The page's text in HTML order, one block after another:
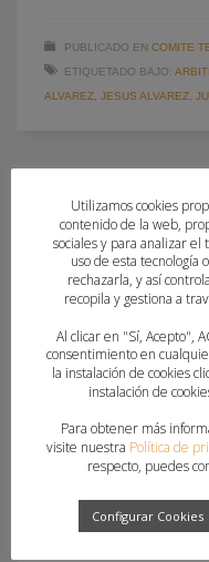
PUBLICADO EN COMITE
ETIQUETADO BAJO:
ALVAREZ JESUS ALVAREZ
MIGUEL SORIA Y
Utilizamos cookies
contenido de la web,
sociales y para analizar
uso de esta tecnología
rechazarla, y así
recopila y gestiona a
Al clicar en "Sí, Acepto",
consentimiento en
la instalación de cookies
instalación de
Para obtener más
visite nuestra Política de
respecto, puedes
Configurar Cookies